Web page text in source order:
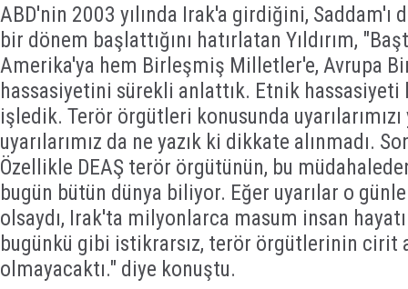
ABD'nin 2003 yılında Irak'a girdiğini,
bir dönem başlattığını hatırlatan Yıldırım,
Amerika'ya hem Birleşmiş Milletler'e, Avrupa
hassasiyetini sürekli anlattık. Etnik hassasiyeti
işledik. Terör örgütleri konusunda
uyarılarımız da ne yazık ki dikkate alınmadı.
Özellikle DEAŞ terör örgütünün, bu
bugün bütün dünya biliyor. Eğer uyarılar o
olsaydı, Irak'ta milyonlarca masum insan
bugünkü gibi istikrarsız, terör örgütlerinin cirit
olmayacaktı." diye konuştu.